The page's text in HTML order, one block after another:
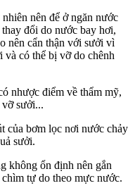
nên để ở ngăn nước
đổi do nước bay hơi,
nên cẩn thận với sưởi vì
và có thể bị vỡ do chênh
nhược điểm về thẩm mỹ,
vỡ sưởi...
của bơm lọc nơi nước chảy
sưởi.
không ổn định nên gắn
tự do theo mực nước.